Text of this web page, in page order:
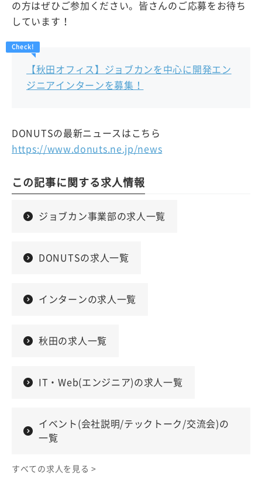
の方はぜひご参加ください。皆さんのご応募をお待ち
しています！
【秋田オフィス】ジョブカンを中心に開発エン
ジニアインターンを募集！
DONUTSの最新ニュースはこちら
https://www.donuts.ne.jp/news
この記事に関する求人情報
ジョブカン事業部の求人一覧
DONUTSの求人一覧
インターンの求人一覧
秋田の求人一覧
IT・Web(エンジニア)の求人一覧
イベント(会社説明/テックトーク/交流会)の
一覧
すべての求人を見る >